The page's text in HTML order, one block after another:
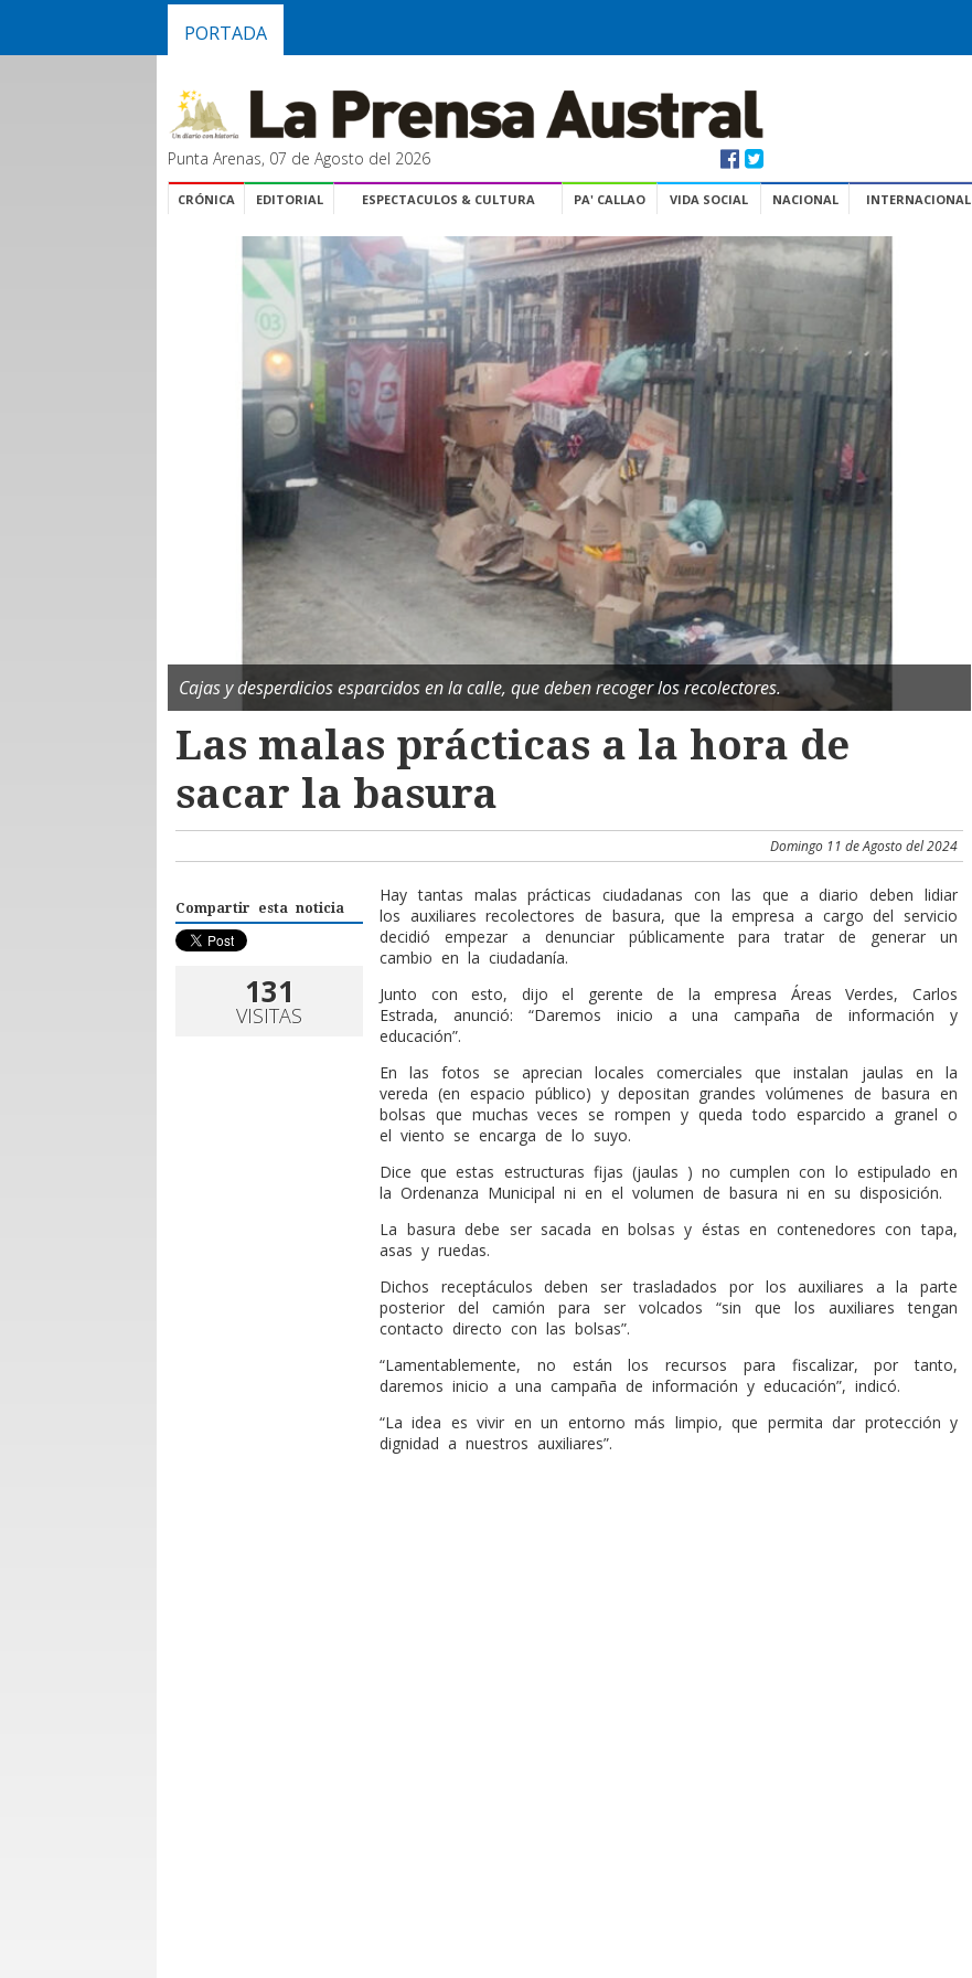
PORTADA
Punta Arenas, 07 de Agosto del 2026
CRÓNICA EDITORIAL ESPECTACULOS & CULTURA PA' CALLAO VIDA SOCIAL NACIONAL INTERNACIONAL
Cajas y desperdicios esparcidos en la calle, que deben recoger los recolectores.
Las malas prácticas a la hora de
sacar la basura
Domingo 11 de Agosto del 2024
Compartir esta noticia
131
VISITAS
Hay tantas malas prácticas ciudadanas con las que a diario deben lidiar
los auxiliares recolectores de basura, que la empresa a cargo del servicio
decidió empezar a denunciar públicamente para tratar de generar un
cambio en la ciudadanía.
Junto con esto, dijo el gerente de la empresa Áreas Verdes, Carlos
Estrada, anunció: “Daremos inicio a una campaña de información y
educación”.
En las fotos se aprecian locales comerciales que instalan jaulas en la
vereda (en espacio público) y depositan grandes volúmenes de basura en
bolsas que muchas veces se rompen y queda todo esparcido a granel o
el viento se encarga de lo suyo.
Dice que estas estructuras fijas (jaulas ) no cumplen con lo estipulado en
la Ordenanza Municipal ni en el volumen de basura ni en su disposición.
La basura debe ser sacada en bolsas y éstas en contenedores con tapa,
asas y ruedas.
Dichos receptáculos deben ser trasladados por los auxiliares a la parte
posterior del camión para ser volcados “sin que los auxiliares tengan
contacto directo con las bolsas”.
“Lamentablemente, no están los recursos para fiscalizar, por tanto,
daremos inicio a una campaña de información y educación”, indicó.
“La idea es vivir en un entorno más limpio, que permita dar protección y
dignidad a nuestros auxiliares”.